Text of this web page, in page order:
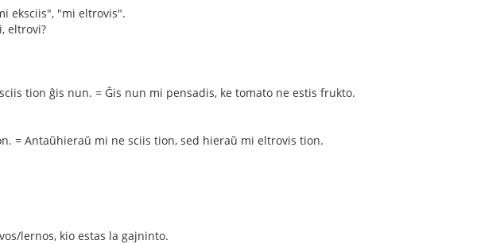
eksciis", "mi eltrovis".
eltrovi?
tion ĝis nun. = Ĝis nun mi pensadis, ke tomato ne estis frukto.
= Antaŭhieraŭ mi ne sciis tion, sed hieraŭ mi eltrovis tion.
lernos, kio estas la gajninto.